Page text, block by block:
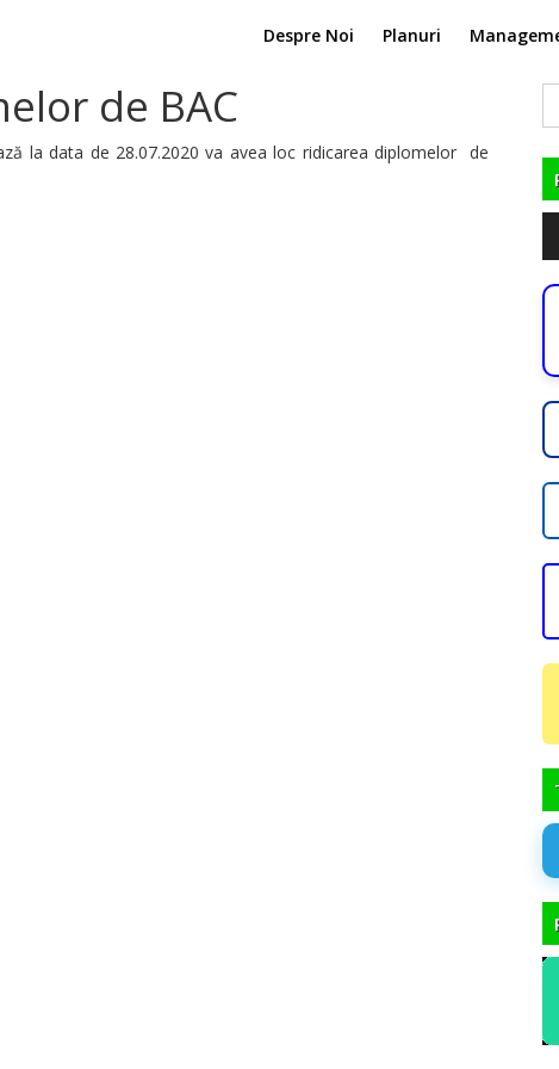
Despre Noi Planuri
de BAC
la data de 28.07.2020 va avea loc ridicarea diplomelor de